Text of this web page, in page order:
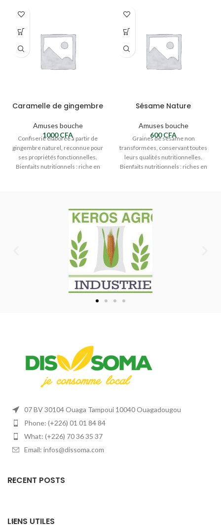
Caramelle de gingembre
Amuses bouche
1000CFA
Confiserie élaborée à partir de
gingembre naturel, reconnue pour
ses propriétés fonctionnelles.
Bienfaits nutritionnels : riche en
Sésame Nature
Amuses bouche
600CFA
Graines de sésame non
transformées, conservant toutes
leurs qualités nutritionnelles.
Bienfaits nutritionnels : riches en
07 BV 30104 Ouaga Tampoui 10040 Ouagadougou
Phone: (+226) 01 01 84 84
What: (+226) 70 36 35 37
Email: infos@dissoma.com
RECENT POSTS
LIENS UTILES